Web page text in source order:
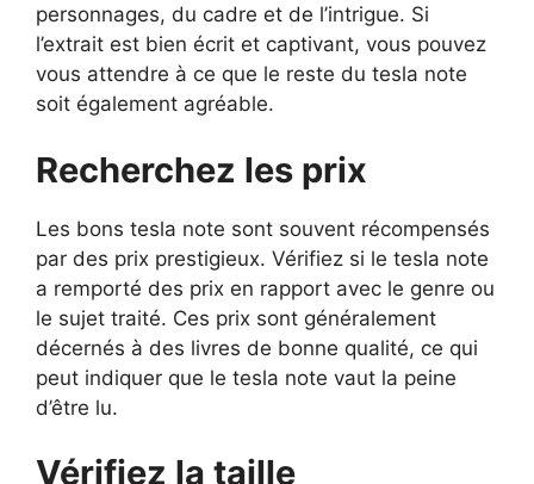
personnages, du cadre et de l’intrigue. Si
l’extrait est bien écrit et captivant, vous pouvez
vous attendre à ce que le reste du tesla note
soit également agréable.
Recherchez les prix
Les bons tesla note sont souvent récompensés
par des prix prestigieux. Vérifiez si le tesla note
a remporté des prix en rapport avec le genre ou
le sujet traité. Ces prix sont généralement
décernés à des livres de bonne qualité, ce qui
peut indiquer que le tesla note vaut la peine
d’être lu.
Vérifiez la taille